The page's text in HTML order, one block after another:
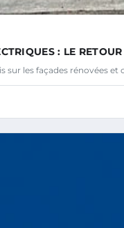
: LE
sur les façades rénovées